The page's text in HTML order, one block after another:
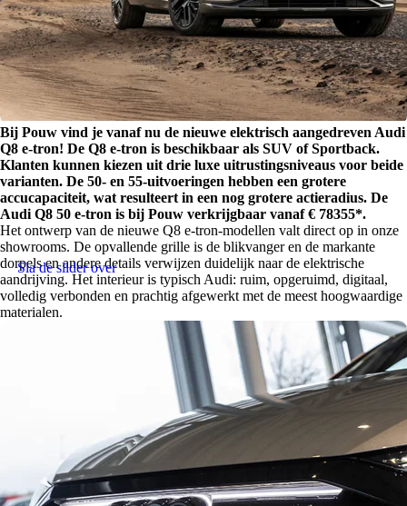
Bij Pouw vind je vanaf nu de nieuwe elektrisch aangedreven Audi
Q8 e-tron! De Q8 e-tron is beschikbaar als SUV of Sportback.
Klanten kunnen kiezen uit drie luxe uitrustingsniveaus voor beide
varianten. De 50- en 55-uitvoeringen hebben een grotere
accucapaciteit, wat resulteert in een nog grotere actieradius. De
Audi Q8 50 e-tron is bij Pouw verkrijgbaar vanaf € 78355*.
Het ontwerp van de nieuwe Q8 e-tron-modellen valt direct op in onze
showrooms. De opvallende grille is de blikvanger en de markante
dorpels en andere details verwijzen duidelijk naar de elektrische
aandrijving. Het interieur is typisch Audi: ruim, opgeruimd, digitaal,
volledig verbonden en prachtig afgewerkt met de meest hoogwaardige
materialen.
Sla de slider over